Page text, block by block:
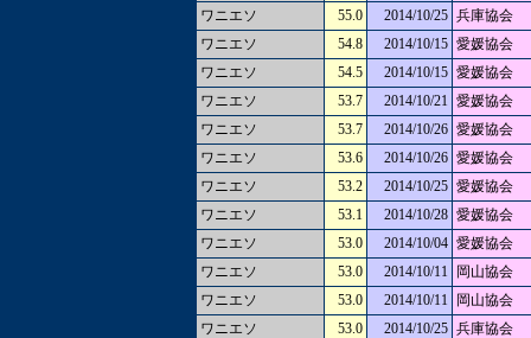
ワニエソ
55.0 2014/10/25 兵庫協会
ワニエソ
54.8 2014/10/15 愛媛協会
ワニエソ
54.5 2014/10/15 愛媛協会
ワニエソ
53.7 2014/10/21 愛媛協会
ワニエソ
53.7 2014/10/26 愛媛協会
ワニエソ
53.6 2014/10/26 愛媛協会
ワニエソ
53.2 2014/10/25 愛媛協会
ワニエソ
53.1 2014/10/28 愛媛協会
ワニエソ
53.0 2014/10/04 愛媛協会
ワニエソ
53.0 2014/10/11
岡山協会
ワニエソ
53.0 2014/10/11
岡山協会
ワニエソ
53.0 2014/10/25 兵庫協会